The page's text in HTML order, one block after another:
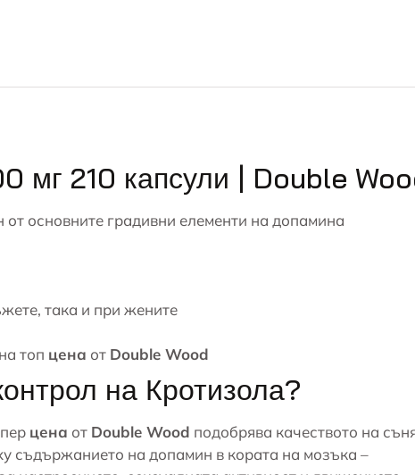
мг 210 капсули | Double
основните градивни елементи на допамина
така и при жените
на топ цена от Double Wood
на Кротизола?
цена от Double Wood подобрява качеството на
съдържанието на допамин в кората на мозъка –